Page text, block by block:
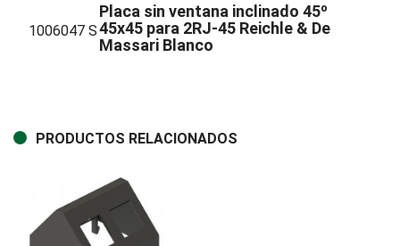
1006047 S
Placa sin ventana inclinado 45º
45x45 para 2RJ-45 Reichle & De
Massari Blanco
PRODUCTOS RELACIONADOS